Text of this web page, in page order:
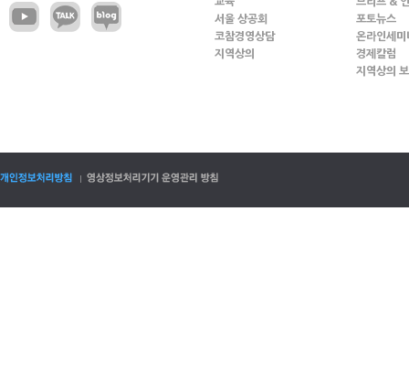
서울 상공회
코참경영상담
지역상의
포토뉴스
온라인세미
경제칼럼
지역상의